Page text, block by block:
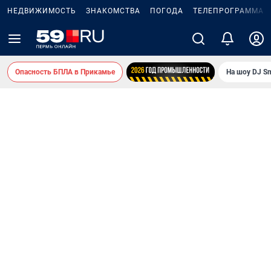
НЕДВИЖИМОСТЬ ЗНАКОМСТВА ПОГОДА ТЕЛЕПРОГРАММА
Опасность БПЛА в Прикамье На шоу DJ